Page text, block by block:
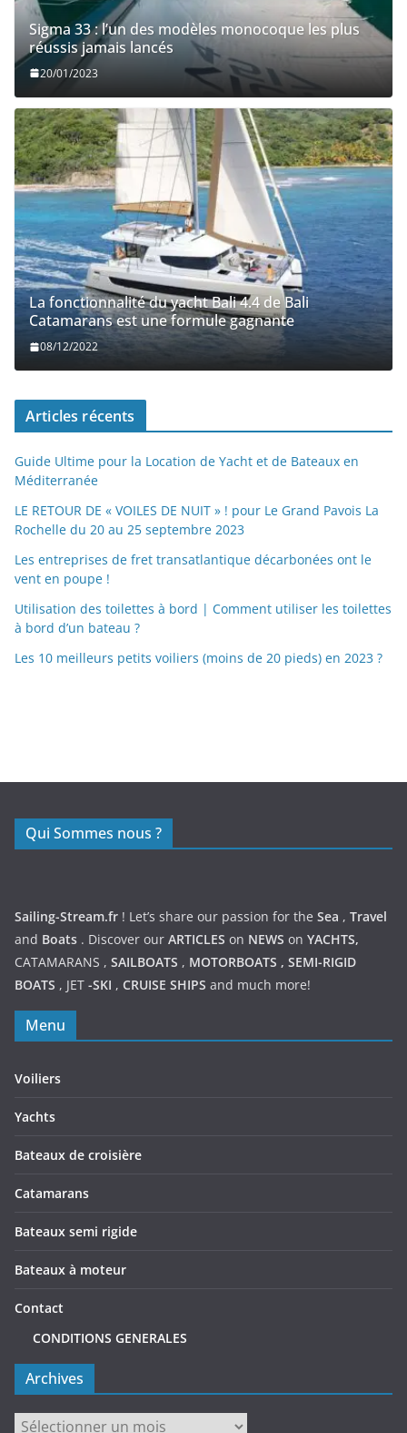
Sigma 33 : l’un des modèles monocoque les plus
réussis jamais lancés
20/01/2023
La fonctionnalité du yacht Bali 4.4 de Bali
Catamarans est une formule gagnante
08/12/2022
Articles récents
Guide Ultime pour la Location de Yacht et de Bateaux en
Méditerranée
LE RETOUR DE « VOILES DE NUIT » ! pour Le Grand Pavois La
Rochelle du 20 au 25 septembre 2023
Les entreprises de fret transatlantique décarbonées ont le
vent en poupe !
Utilisation des toilettes à bord | Comment utiliser les toilettes
à bord d’un bateau ?
Les 10 meilleurs petits voiliers (moins de 20 pieds) en 2023 ?
Qui Sommes nous ?
Sailing-Stream.fr ! Let’s share our passion for the Sea , Travel
and Boats . Discover our ARTICLES on NEWS on YACHTS,
CATAMARANS , SAILBOATS , MOTORBOATS , SEMI-RIGID
BOATS , JET -SKI , CRUISE SHIPS and much more!
Menu
Voiliers
Yachts
Bateaux de croisière
Catamarans
Bateaux semi rigide
Bateaux à moteur
Contact
CONDITIONS GENERALES
Archives
Archives